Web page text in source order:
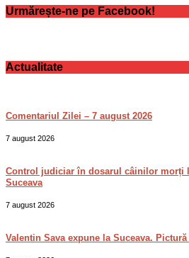
Urmărește-ne pe Facebook!
Actualitate
Comentariul Zilei – 7 august 2026
7 august 2026
Control judiciar în dosarul câinilor morți
Suceava
7 august 2026
Valentin Sava expune la Suceava.